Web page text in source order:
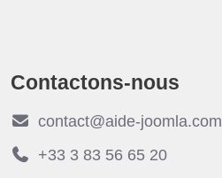
Contactons-nous
contact@aide-joomla.com
+33 3 83 56 65 20